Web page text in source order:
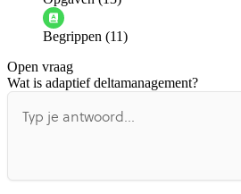
Informatie is onjuist
De docent is te langdradig
De uitleg gaat te langzaam
Begrippen (11)
Open vraag
Wat is adaptief deltamanagement?